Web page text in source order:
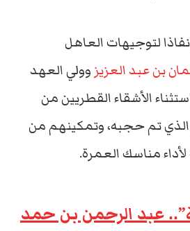
لتوجيهات العاهل
بن عبد العزيز وولي العهد
الأشقاء القطريين من
الذي تم حجبه، وتمكينهم من
مناسك العمرة.
عبد الرحمن بن حمد